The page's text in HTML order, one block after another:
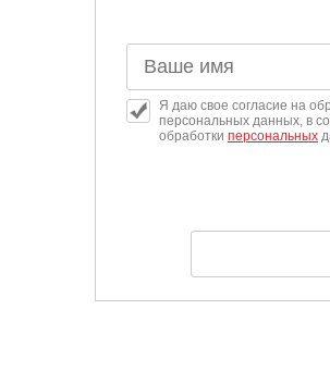
Я даю свое согласие на
персональных данных, в
обработки персональных